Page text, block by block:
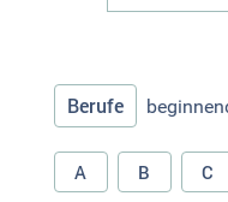
Berufe
A B C